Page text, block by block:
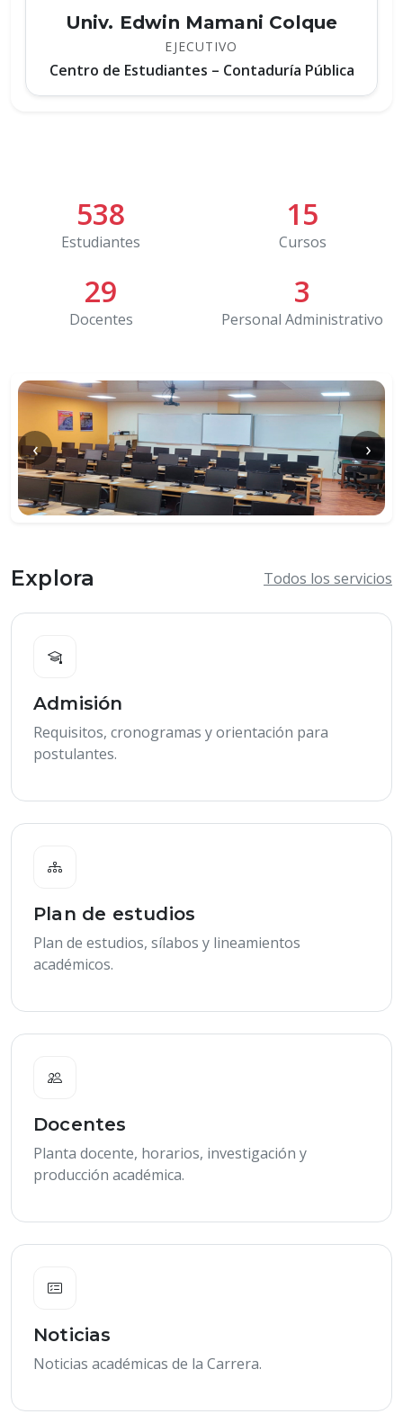
Univ. Edwin Mamani Colque
EJECUTIVO
Centro de Estudiantes – Contaduría Pública
538
Estudiantes
15
Cursos
29
Docentes
3
Personal Administrativo
‹ ›
Explora Todos los servicios
Admisión
Requisitos, cronogramas y orientación para
postulantes.
Plan de estudios
Plan de estudios, sílabos y lineamientos
académicos.
Docentes
Planta docente, horarios, investigación y
producción académica.
Noticias
Noticias académicas de la Carrera.